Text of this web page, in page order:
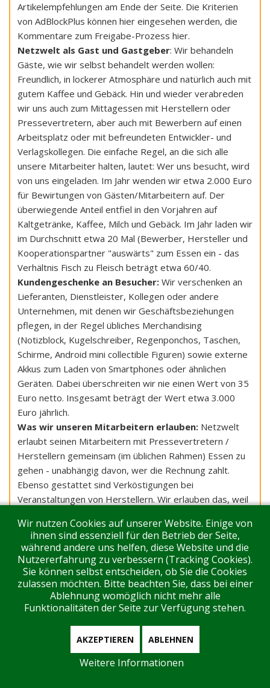
Artikelempfehlungen am Ende der Seite. Die Kriterien
von AdBlockPlus können hier eingesehen werden, die
Kommentare zum Freigabe-Prozess hier.
Netzwelt als Gast und Gastgeber: Wir behandeln
Gäste, wie wir selbst behandelt werden wollen:
Freundlich, in lockerer Atmosphäre und natürlich auch mit
gutem Kaffee und Gebäck. Hin und wieder verabreden
wir uns auch zum Mittagessen mit Herstellern oder
Pressevertretern, aber auch mit Bewerbern auf einen
Arbeitsplatz oder mit befreundeten Entwickler- und
Verlagskollegen. Die einfache Regel, an die sich alle
unsere Mitarbeiter halten, lautet: Wer uns besucht, wird
von uns eingeladen. Im Jahr wenden wir etwa 2.000 Euro
für Bewirtungen von Gästen/Mitarbeitern auf. Der
überwiegende Anteil entfiel in den Vorjahren auf
Kaltgetränke, Kaffee, Milch und Gebäck. Im Jahr laden wir
im Durchschnitt etwa 20 Mal (Bewerber, Hersteller und
Kooperationspartner "auswärts" zum Essen ein - das
Verhältnis Fisch zu Fleisch beträgt etwa 60/40.
Kundengeschenke an Besucher: Wir verschenken an
Lieferanten, Dienstleister, Kollegen oder andere
Unternehmen, mit denen wir Geschäftsbeziehungen
pflegen, in der Regel übliches Merchandising
(Notizblock, Kugelschreiber, Regenponchos, Taschen,
Schirme, Android mini collectible Figuren) sowie externe
Akkus zum Laden von Smartphones oder ähnlichen
Geräten. Dabei überschreiten wir nie einen Wert von 35
Euro netto. Insgesamt beträgt der Wert etwa 3.000
Euro jährlich.
Was wir unseren Mitarbeitern erlauben: Netzwelt
erlaubt seinen Mitarbeitern mit Pressevertretern /
Herstellern gemeinsam (im üblichen Rahmen) Essen zu
gehen - unabhängig davon, wer die Rechnung zahlt.
Ebenso gestattet sind Verköstigungen bei
Veranstaltungen von Herstellern. Wir erlauben das, weil
Kaffee und auch mal ein Bier oder etwas zu Essen
anzubieten. Es erscheint uns unhöflicher, dies
abzulehnen als es anzunehmen - vor allen Dingen wollen
wir damit auch peinliche Situationen vermeiden, die sich
aus der Kultur des Gastgebers ergeben könnten - viele
unserer Partner kommen aus dem asiatischem oder
amerikanischem Raum. Zudem bieten Presse-
Veranstaltungen oft keine Möglichkeit, vor Ort Getränke
oder Essen zu besorgen. Wir erlauben unseren
Mitarbeitern, gemeinsame Fahrten mit Herstellern oder
Wir nutzen Cookies auf unserer Website. Einige von
ihnen sind essenziell für den Betrieb der Seite,
während andere uns helfen, diese Website und die
Nutzererfahrung zu verbessern (Tracking Cookies).
Sie können selbst entscheiden, ob Sie die Cookies
zulassen möchten. Bitte beachten Sie, dass bei einer
Ablehnung womöglich nicht mehr alle
Funktionalitäten der Seite zur Verfügung stehen.
AKZEPTIEREN ABLEHNEN
Weitere Informationen